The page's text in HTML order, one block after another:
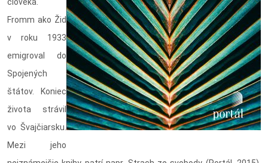
človeka.
Fromm ako Žid
v roku 1933
emigroval do
Spojených
štátov. Koniec
života strávil
vo Švajčiarsku.
Mezi jeho